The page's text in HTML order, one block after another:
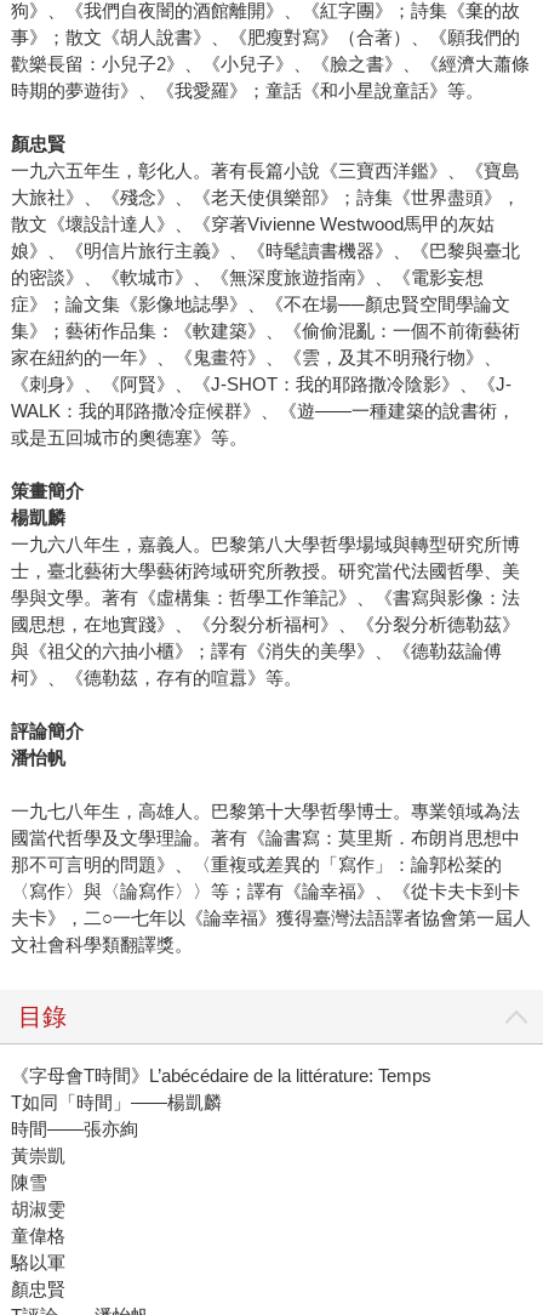
狗》、《我們自夜闇的酒館離開》、《紅字團》；詩集《棄的故
事》；散文《胡人說書》、《肥瘦對寫》（合著）、《願我們的
歡樂長留：小兒子2》、《小兒子》、《臉之書》、《經濟大蕭條
時期的夢遊街》、《我愛羅》；童話《和小星說童話》等。
顏忠賢
一九六五年生，彰化人。著有長篇小說《三寶西洋鑑》、《寶島
大旅社》、《殘念》、《老天使俱樂部》；詩集《世界盡頭》，
散文《壞設計達人》、《穿著Vivienne Westwood馬甲的灰姑
娘》、《明信片旅行主義》、《時髦讀書機器》、《巴黎與臺北
的密談》、《軟城市》、《無深度旅遊指南》、《電影妄想
症》；論文集《影像地誌學》、《不在場──顏忠賢空間學論文
集》；藝術作品集：《軟建築》、《偷偷混亂：一個不前衛藝術
家在紐約的一年》、《鬼畫符》、《雲，及其不明飛行物》、
《刺身》、《阿賢》、《J-SHOT：我的耶路撒冷陰影》、《J-
WALK：我的耶路撒冷症候群》、《遊――一種建築的說書術，
或是五回城市的奧德塞》等。
策畫簡介
楊凱麟
一九六八年生，嘉義人。巴黎第八大學哲學場域與轉型研究所博
士，臺北藝術大學藝術跨域研究所教授。研究當代法國哲學、美
學與文學。著有《虛構集：哲學工作筆記》、《書寫與影像：法
國思想，在地實踐》、《分裂分析福柯》、《分裂分析德勒茲》
與《祖父的六抽小櫃》；譯有《消失的美學》、《德勒茲論傅
柯》、《德勒茲，存有的喧囂》等。
評論簡介
潘怡帆
一九七八年生，高雄人。巴黎第十大學哲學博士。專業領域為法
國當代哲學及文學理論。著有《論書寫：莫里斯．布朗肖思想中
那不可言明的問題》、〈重複或差異的「寫作」：論郭松棻的
〈寫作〉與〈論寫作〉〉等；譯有《論幸福》、《從卡夫卡到卡
夫卡》，二○一七年以《論幸福》獲得臺灣法語譯者協會第一屆人
文社會科學類翻譯獎。
目錄
《字母會T時間》L’abécédaire de la littérature: Temps
T如同「時間」――楊凱麟
時間――張亦絢
黃崇凱
陳雪
胡淑雯
童偉格
駱以軍
顏忠賢